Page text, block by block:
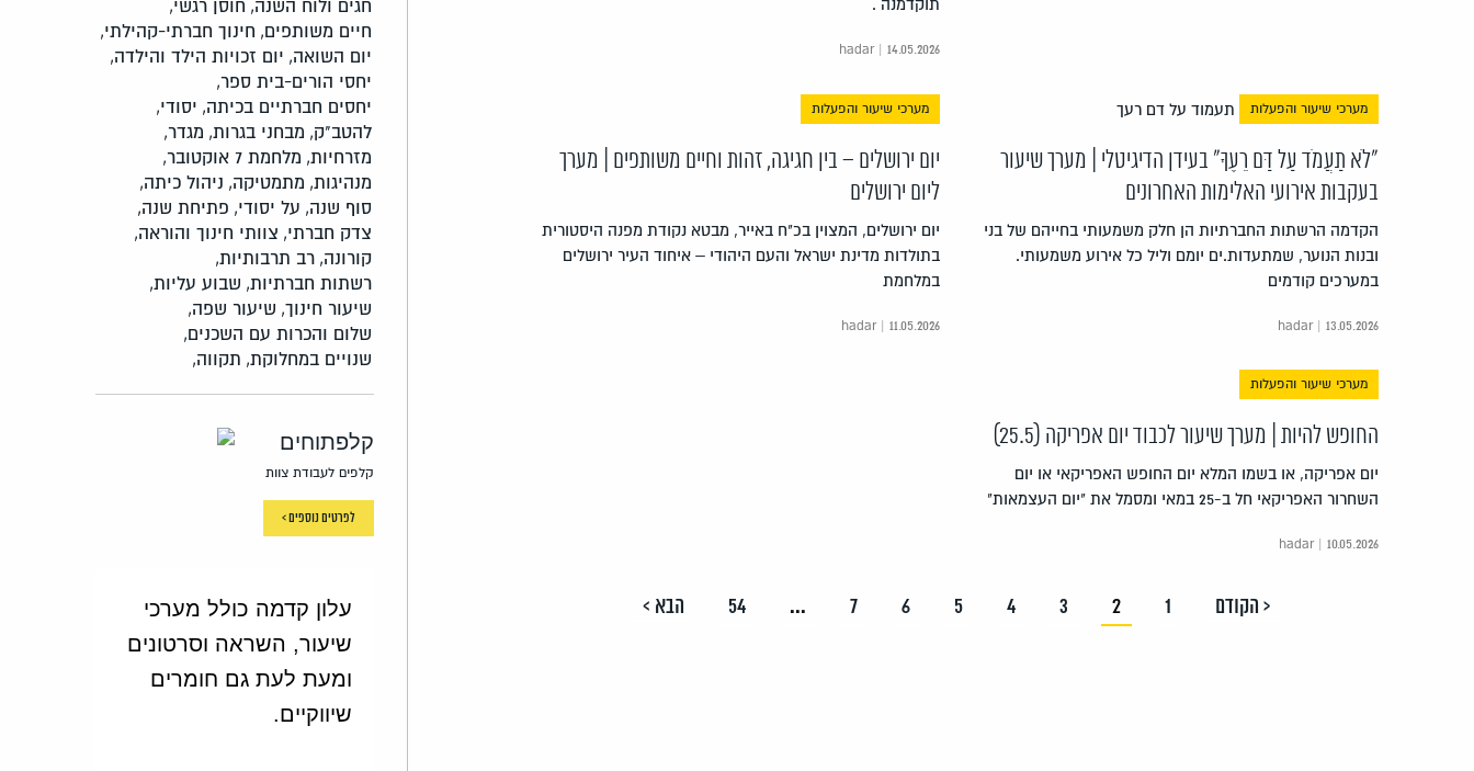
תוקדמנה .
hadar | 14.05.2026
מערכי שיעור והפעלות
"לֹא תַעֲמֹד עַל דַּם רֵעֶךָ" בעידן הדיגיטלי | מערך שיעור
בעקבות אירועי האלימות האחרונים
הקדמה הרשתות החברתיות הן חלק משמעותי בחייהם של בני
ובנות הנוער, שמתעדות.ים יומם וליל כל אירוע משמעותי.
במערכים קודמים
hadar | 13.05.2026
מערכי שיעור והפעלות
יום ירושלים – בין חגיגה, זהות וחיים משותפים | מערך
ליום ירושלים
יום ירושלים, המצוין בכ"ח באייר, מבטא נקודת מפנה היסטורית
בתולדות מדינת ישראל והעם היהודי – איחוד העיר ירושלים
במלחמת
hadar | 11.05.2026
מערכי שיעור והפעלות
החופש להיות | מערך שיעור לכבוד יום אפריקה (25.5)
יום אפריקה, או בשמו המלא יום החופש האפריקאי או יום
השחרור האפריקאי חל ב-25 במאי ומסמל את "יום העצמאות"
hadar | 10.05.2026
< הקודם 1
2
3
4
5
6
7
...
54 הבא >
חגים ולוח השנה, חוסן רגשי,
חיים משותפים, חינוך חברתי-קהילתי,
יום השואה, יום זכויות הילד והילדה,
יחסי הורים-בית ספר,
יחסים חברתיים בכיתה, יסודי,
להטב"ק, מבחני בגרות, מגדר,
מזרחיות, מלחמת 7 אוקטובר,
מנהיגות, מתמטיקה, ניהול כיתה,
סוף שנה, על יסודי, פתיחת שנה,
צדק חברתי, צוותי חינוך והוראה,
קורונה, רב תרבותיות,
רשתות חברתיות, שבוע עליות,
שיעור חינוך, שיעור שפה,
שלום והכרות עם השכנים,
שנויים במחלוקת, תקווה,
קלפתוחים
קלפים לעבודת צוות
לפרטים נוספים >
עלון קדמה כולל מערכי
שיעור, השראה וסרטונים
ומעת לעת גם חומרים
שיווקיים.